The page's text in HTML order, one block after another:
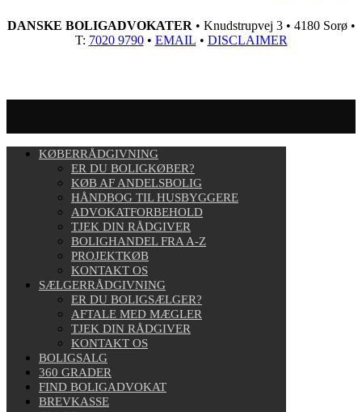
DANSKE BOLIGADVOKATER • Knudstrupvej 3 • 4180 Sorø •
T: 7020 9790• EMAIL • DISCLAIMER
KØBERRÅDGIVNING
ER DU BOLIGKØBER?
KØB AF ANDELSBOLIG
HÅNDBOG TIL HUSBYGGERE
ADVOKATFORBEHOLD
TJEK DIN RÅDGIVER
BOLIGHANDEL FRA A-Z
PROJEKTKØB
KONTAKT OS
SÆLGERRÅDGIVNING
ER DU BOLIGSÆLGER?
AFTALE MED MÆGLER
TJEK DIN RÅDGIVER
KONTAKT OS
BOLIGSALG
360 GRADER
FIND BOLIGADVOKAT
BREVKASSE